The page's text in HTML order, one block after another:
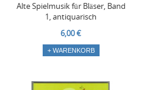
Alte Spielmusik für Bläser, Band
1, antiquarisch
6,00 €
+ WARENKORB